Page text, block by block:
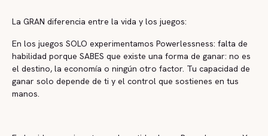
La GRAN diferencia entre la vida y los juegos:
En los juegos SOLO experimentamos Powerlessness: falta de
habilidad porque SABES que existe una forma de ganar: no es
el destino, la economía o ningún otro factor. Tu capacidad de
ganar solo depende de ti y el control que sostienes en tus
manos.